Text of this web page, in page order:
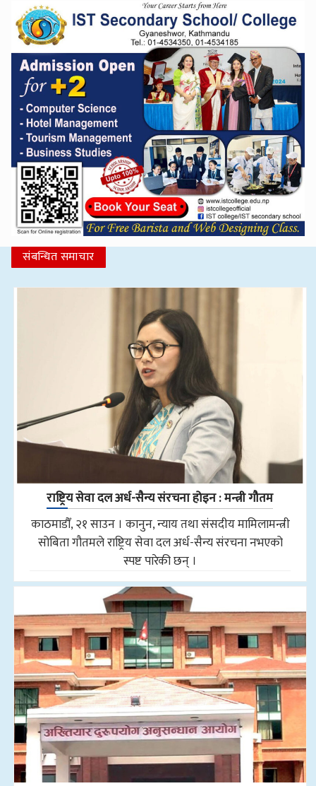
संबन्धित समाचार
राष्ट्रिय सेवा दल अर्ध-सैन्य संरचना होइन : मन्त्री गौतम
काठमाडौँ, २१ साउन । कानुन, न्याय तथा संसदीय मामिलामन्त्री
सोबिता गौतमले राष्ट्रिय सेवा दल अर्ध-सैन्य संरचना नभएको
स्पष्ट पारेकी छन् ।